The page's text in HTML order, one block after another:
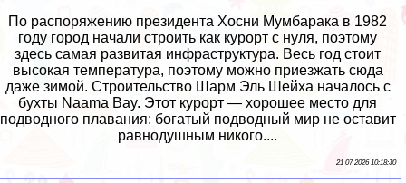
По распоряжению президента Хосни Мумбарака в 1982
году город начали строить как курорт с нуля, поэтому
здесь самая развитая инфраструктура. Весь год стоит
высокая температура, поэтому можно приезжать сюда
даже зимой. Строительство Шарм Эль Шейха началось с
бухты Naama Bay. Этот курорт — хорошее место для
подводного плавания: богатый подводный мир не оставит
равнодушным никого....
21 07 2026 10:18:30